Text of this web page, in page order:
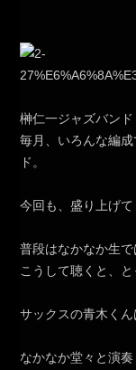
榊仁一ジャズバンド
毎月、いろんな編
ド。
今回も、盛り上げ
普段はなかなか生
こうして聴くと、
サックスの青木く
なかなか堂々と演奏